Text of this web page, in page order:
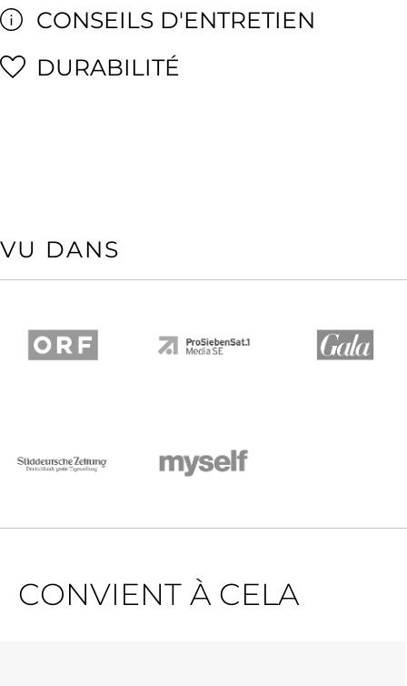
CONSEILS D'ENTRETIEN
DURABILITÉ
VU DANS
CONVIENT À CELA